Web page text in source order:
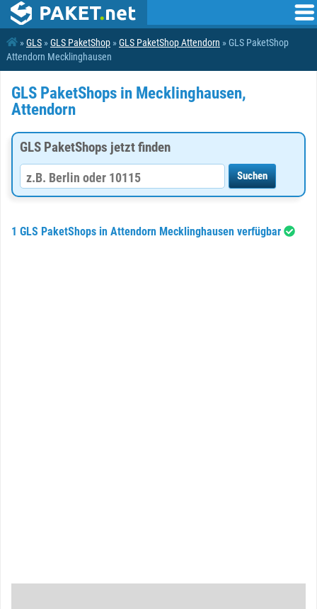
»GLS »GLS PaketShop »GLS PaketShop Attendorn » GLS PaketShop
Attendorn Mecklinghausen
GLS PaketShops in Mecklinghausen,
Attendorn
GLS PaketShops jetzt finden
1 GLS PaketShops in Attendorn Mecklinghausen verfügbar